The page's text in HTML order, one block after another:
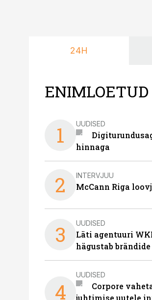
24H
ENIMLOETUD
1 UUDISED
hinnaga
2 INTERVJUU
McCann Riga
3 UUDISED
Läti agentuuri
hägustab
4
UUDISED
Corpore
juhtimise uutele